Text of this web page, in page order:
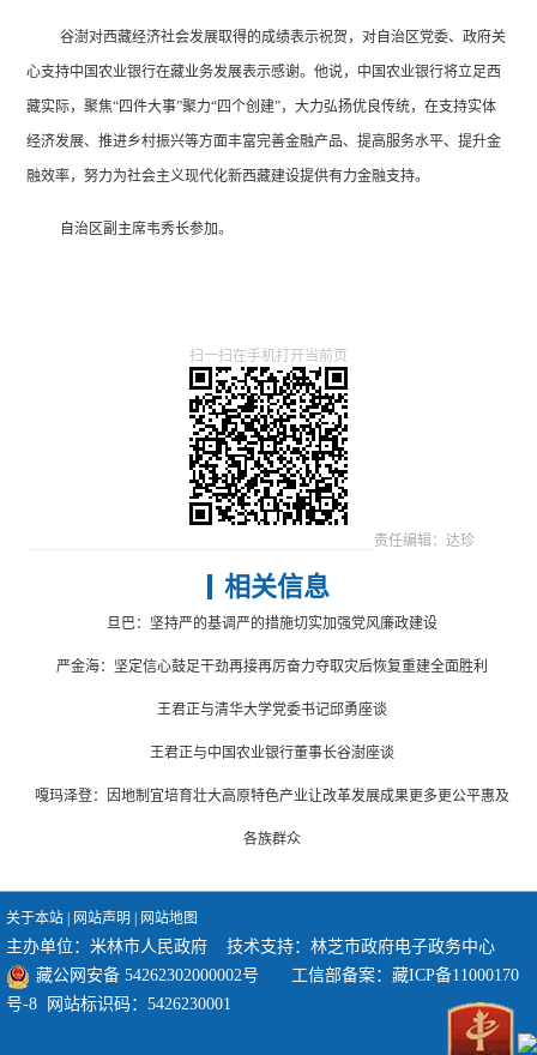
谷澍对西藏经济社会发展取得的成绩表示祝贺，对自治区党委、政府关
心支持中国农业银行在藏业务发展表示感谢。他说，中国农业银行将立足西
藏实际，聚焦“四件大事”聚力“四个创建”，大力弘扬优良传统，在支持实体
经济发展、推进乡村振兴等方面丰富完善金融产品、提高服务水平、提升金
融效率，努力为社会主义现代化新西藏建设提供有力金融支持。
自治区副主席韦秀长参加。
扫一扫在手机打开当前页
责任编辑：达珍
相关信息
旦巴：坚持严的基调严的措施切实加强党风廉政建设
严金海：坚定信心鼓足干劲再接再厉奋力夺取灾后恢复重建全面胜利
王君正与清华大学党委书记邱勇座谈
王君正与中国农业银行董事长谷澍座谈
嘎玛泽登：因地制宜培育壮大高原特色产业让改革发展成果更多更公平惠及
各族群众
关于本站 网站声明 网站地图
主办单位：米林市人民政府 技术支持：林芝市政府电子政务中心
藏公网安备 54262302000002号
工信部备案： 藏ICP备11000170
号-8 网站标识码：5426230001